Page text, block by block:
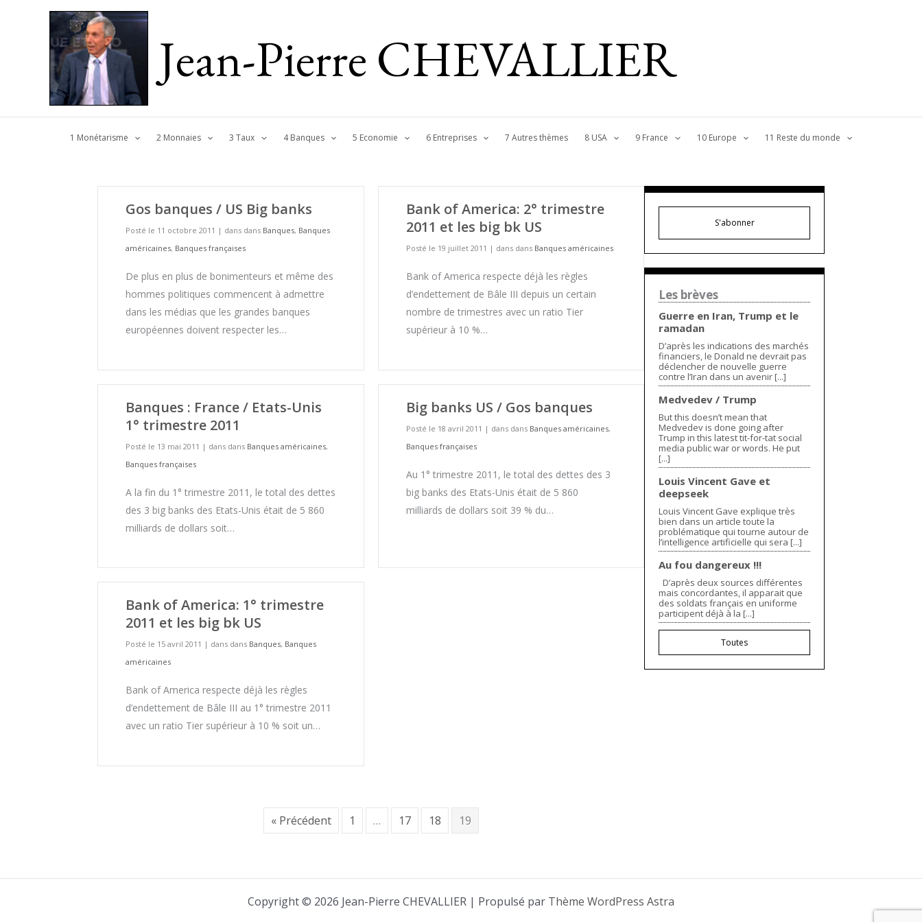
Jean-Pierre CHEVALLIER
1 Monétarisme 2 Monnaies 3 Taux 4 Banques 5 Economie 6 Entreprises 7 Autres thèmes 8 USA 9 France 10 Europe 11 Reste du monde
Gos banques / US Big banks
Posté le 11 octobre 2011 | dans dans Banques, Banques
américaines, Banques françaises
De plus en plus de bonimenteurs et même des
hommes politiques commencent à admettre
dans les médias que les grandes banques
européennes doivent respecter les…
Bank of America: 2° trimestre
2011 et les big bk US
Posté le 19 juillet 2011 | dans dans Banques américaines
Bank of America respecte déjà les règles
d’endettement de Bâle III depuis un certain
nombre de trimestres avec un ratio Tier
supérieur à 10 %…
Banques : France / Etats-Unis
1° trimestre 2011
Posté le 13 mai 2011 | dans dans Banques américaines,
Banques françaises
A la fin du 1° trimestre 2011, le total des dettes
des 3 big banks des Etats-Unis était de 5 860
milliards de dollars soit…
Big banks US / Gos banques
Posté le 18 avril 2011 | dans dans Banques américaines,
Banques françaises
Au 1° trimestre 2011, le total des dettes des 3
big banks des Etats-Unis était de 5 860
milliards de dollars soit 39 % du…
Bank of America: 1° trimestre
2011 et les big bk US
Posté le 15 avril 2011 | dans dans Banques, Banques
américaines
Bank of America respecte déjà les règles
d’endettement de Bâle III au 1° trimestre 2011
avec un ratio Tier supérieur à 10 % soit un…
« Précédent 1 … 17 18 19
S'abonner
Les brèves
Guerre en Iran, Trump et le
ramadan
D’après les indications des marchés
financiers, le Donald ne devrait pas
déclencher de nouvelle guerre
contre l’Iran dans un avenir [...]
Medvedev / Trump
But this doesn’t mean that
Medvedev is done going after
Trump in this latest tit-for-tat social
media public war or words. He put
[...]
Louis Vincent Gave et
deepseek
Louis Vincent Gave explique très
bien dans un article toute la
problématique qui tourne autour de
l’intelligence artificielle qui sera [...]
Au fou dangereux !!!
D’après deux sources différentes
mais concordantes, il apparait que
des soldats français en uniforme
participent déjà à la [...]
Toutes
Copyright © 2026 Jean-Pierre CHEVALLIER | Propulsé par Thème WordPress Astra